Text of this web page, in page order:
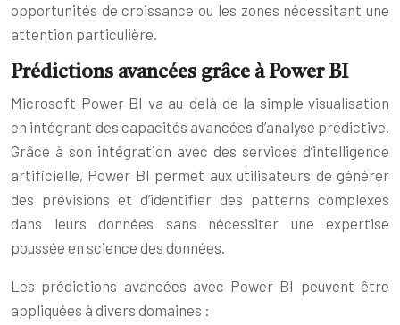
opportunités de croissance ou les zones nécessitant une
attention particulière.
Prédictions avancées grâce à Power BI
Microsoft Power BI va au-delà de la simple visualisation
en intégrant des capacités avancées d’analyse prédictive.
Grâce à son intégration avec des services d’intelligence
artificielle, Power BI permet aux utilisateurs de générer
des prévisions et d’identifier des patterns complexes
dans leurs données sans nécessiter une expertise
poussée en science des données.
Les prédictions avancées avec Power BI peuvent être
appliquées à divers domaines :